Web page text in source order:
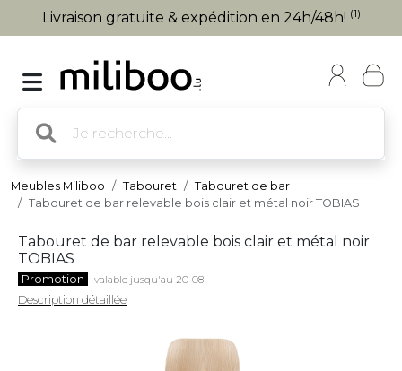
Livraison gratuite & expédition en 24h/48h! (1)
Meubles Miliboo Tabouret
Tabouret de bar
Tabouret de bar relevable bois clair et métal noir TOBIAS
Tabouret de bar relevable bois clair et métal noir
TOBIAS
Promotion valable jusqu'au 20-08
Description détaillée